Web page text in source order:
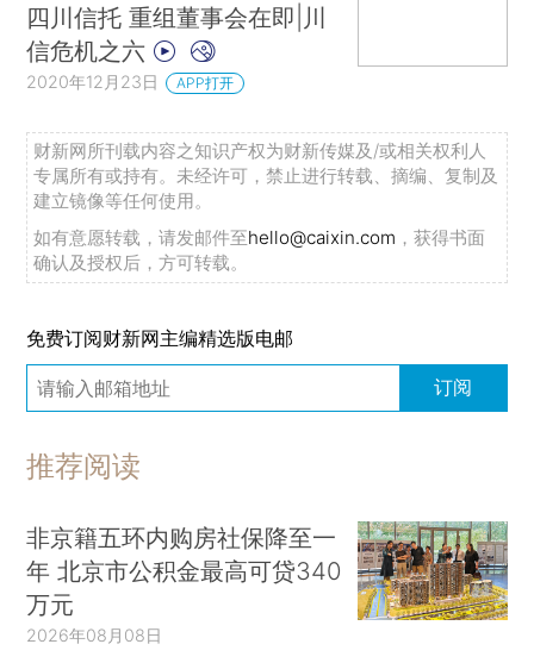
四川信托 重组董事会在即|川
信危机之六
2020年12月23日 APP打开
财新网所刊载内容之知识产权为财新传媒及/或相关权利人
专属所有或持有。未经许可，禁止进行转载、摘编、复制及
建立镜像等任何使用。
如有意愿转载，请发邮件至hello@caixin.com ，获得书面
确认及授权后，方可转载。
免费订阅财新网主编精选版电邮
订阅
推荐阅读
非京籍五环内购房社保降至一
年 北京市公积金最高可贷340
万元
2026年08月08日